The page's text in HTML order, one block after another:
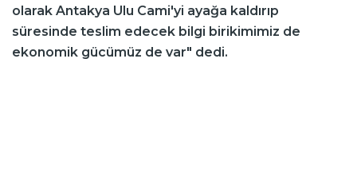
olarak Antakya Ulu Cami'yi ayağa kaldırıp
süresinde teslim edecek bilgi birikimimiz de
ekonomik gücümüz de var" dedi.